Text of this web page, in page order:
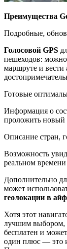
Преимущества
Подробные,
Голосовой GPS
пешеходов:
маршруте и вести
Готовые
Информация о
проложить новый
Описание стран,
Возможность
реальном времени
Дополнительно
может
геолокации в
Хотя этот
лучшим выбором,
бесплатен и
один плюс — это